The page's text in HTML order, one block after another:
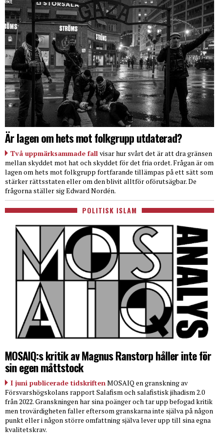
Är lagen om hets mot folkgrupp utdaterad?
Två uppmärksammade fall visar hur svårt det är att dra gränsen
mellan skyddet mot hat och skyddet för det fria ordet. Frågan är om
lagen om hets mot folkgrupp fortfarande tillämpas på ett sätt som
stärker rättsstaten eller om den blivit alltför oförutsägbar. De
frågorna ställer sig Edward Nordén.
POLITISK ISLAM
MOSAIQ:s kritik av Magnus Ranstorp håller inte för
sin egen måttstock
I juni publicerade tidskriftenMOSAIQ en granskning av
Försvarshögskolans rapport Salafism och salafistisk jihadism 2.0
från 2022. Granskningen har sina poänger och tar upp befogad kritik
men trovärdigheten faller eftersom granskarna inte själva på någon
punkt eller i någon större omfattning själva lever upp till sina egna
kvalitetskrav.